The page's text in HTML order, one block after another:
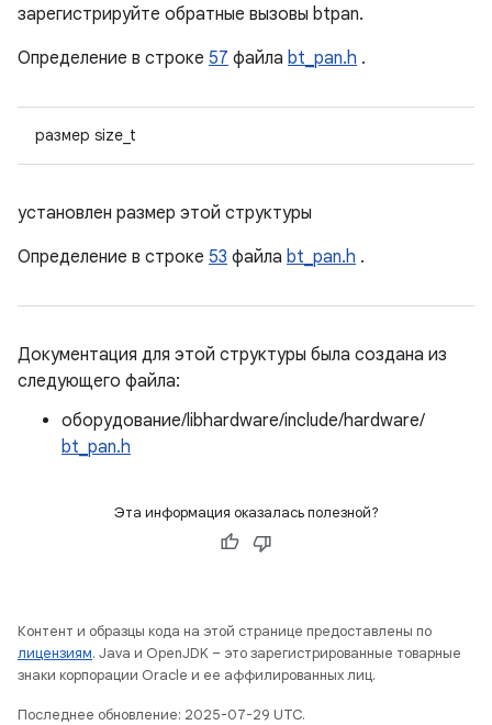
зарегистрируйте обратные вызовы btpan.
Определение в строке 57 файла bt_pan.h .
размер size_t
установлен размер этой структуры
Определение в строке 53 файла bt_pan.h .
Документация для этой структуры была создана из
следующего файла:
оборудование/libhardware/include/hardware/
bt_pan.h
Эта информация оказалась полезной?
Контент и образцы кода на этой странице предоставлены по
лицензиям. Java и OpenJDK – это зарегистрированные товарные
знаки корпорации Oracle и ее аффилированных лиц.
Последнее обновление: 2025-07-29 UTC.